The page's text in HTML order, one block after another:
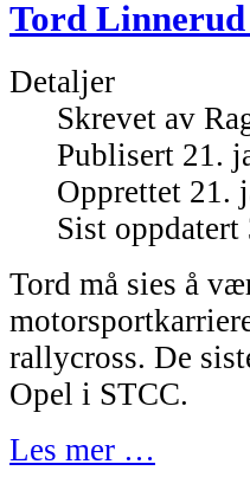
Tord Linnerud
Detaljer
Skrevet av
Publisert 21.
Opprettet 21.
Sist
Tord må sies å
rallycross. De
Opel i STCC.
Les mer …